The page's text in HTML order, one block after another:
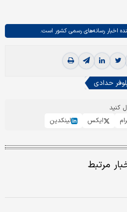
اخبار رسانه‌های رسمی کشور است.
حدادی
کنید
ایکس لینکدین
مرتبط